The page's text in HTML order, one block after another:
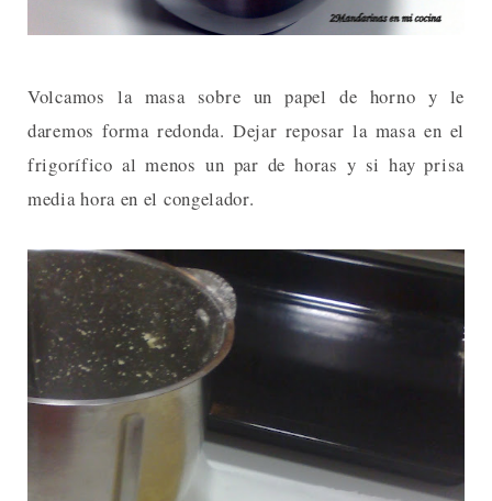
Volcamos la masa sobre un papel de horno y le
daremos forma redonda. Dejar reposar la masa en el
frigorífico al menos un par de horas y si hay prisa
media hora en el congelador.